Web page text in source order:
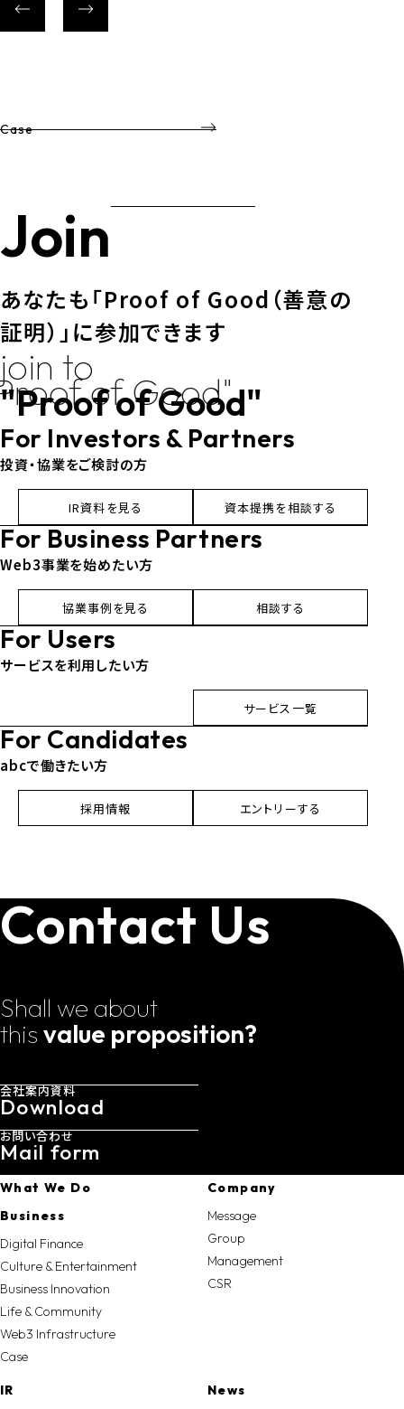
Case
Join
あなたも「Proof of Good（善意の
証明）」に参加できます
join to
"Proof of Good"
of Good"
For Investors & Partners
投資・協業をご検討の方
IR資料を見る 資本提携を相談する
For Business Partners
Web3事業を始めたい方
協業事例を見る 相談する
For Users
サービスを利用したい方
サービス一覧
For Candidates
abcで働きたい方
採用情報 エントリーする
Contact Us
Shall we about
this value proposition?
会社案内資料
Download
お問い合わせ
Mail form
What We Do
Business
Digital Finance
Culture & Entertainment
Business Innovation
Life & Community
Web3 Infrastructure
Case
Company
Message
Group
Management
CSR
IR News